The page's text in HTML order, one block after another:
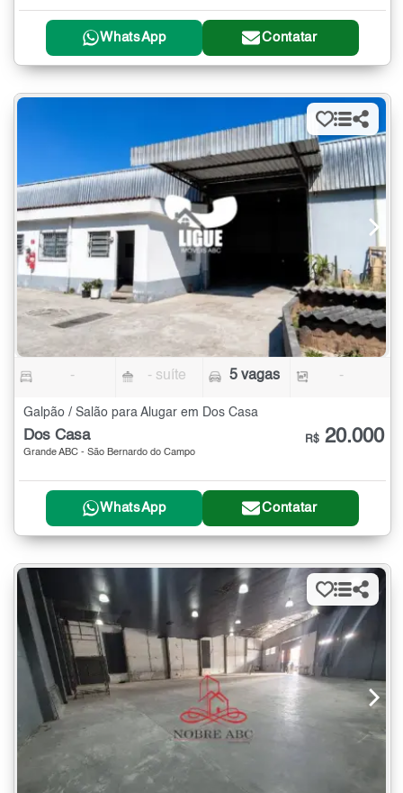
WhatsApp Contatar
- - suíte 5 vagas -
Galpão / Salão para Alugar em Dos Casa
Dos Casa
Grande ABC - São Bernardo do Campo
R$ 20.000
WhatsApp Contatar